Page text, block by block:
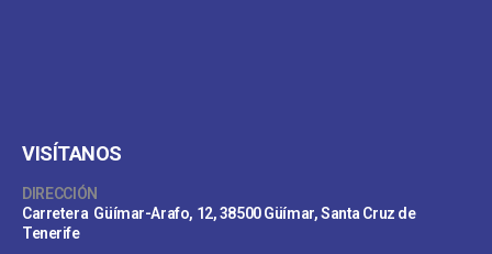
VISÍTANOS
DIRECCIÓN
Carretera Güímar-Arafo, 12, 38500 Güímar, Santa Cruz de
Tenerife